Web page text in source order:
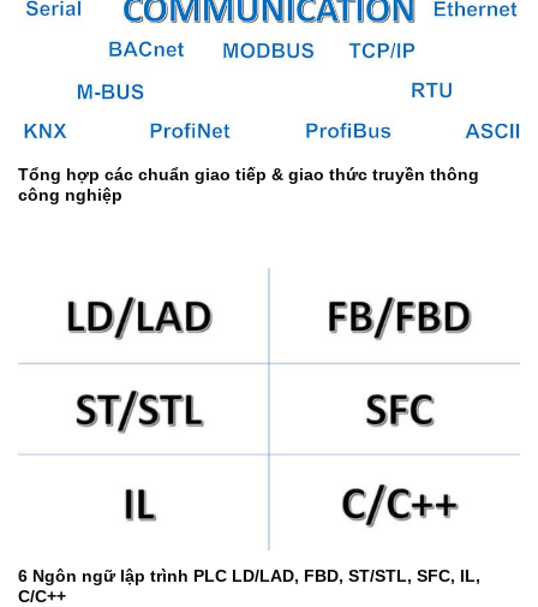
Tổng hợp các chuẩn giao tiếp & giao thức truyền thông
công nghiệp
6 Ngôn ngữ lập trình PLC LD/LAD, FBD, ST/STL, SFC, IL,
C/C++